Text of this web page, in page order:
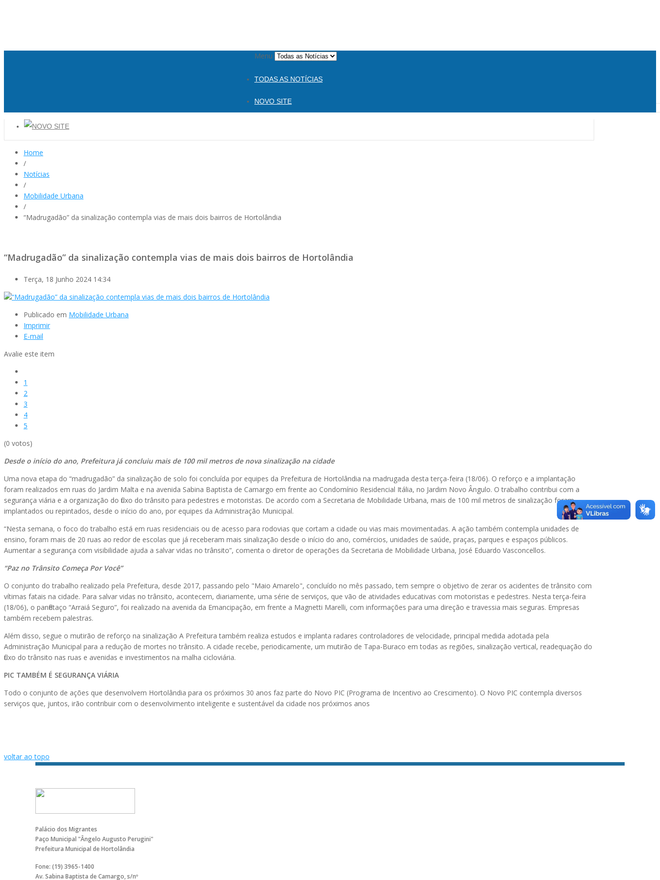
Menu
TODAS AS NOTÍCIAS
NOVO SITE
Home
/
Notícias
/
Mobilidade Urbana
/
“Madrugadão” da sinalização contempla vias de mais dois bairros de Hortolândia
“Madrugadão” da sinalização contempla vias de mais dois bairros de Hortolândia
Terça, 18 Junho 2024 14:34
Publicado em Mobilidade Urbana
Imprimir
E-mail
Avalie este item
1
2
3
4
5
(0 votos)
Desde o início do ano, Prefeitura já concluiu mais de 100 mil metros de nova sinalização na cidade
Uma nova etapa do “madrugadão” da sinalização de solo foi concluída por equipes da Prefeitura de Hortolândia na madrugada desta terça-feira (18/06). O reforço e a implantação
foram realizados em ruas do Jardim Malta e na avenida Sabina Baptista de Camargo em frente ao Condomínio Residencial Itália, no Jardim Novo Ângulo. O trabalho contribui com a
segurança viária e a organização do fluxo do trânsito para pedestres e motoristas. De acordo com a Secretaria de Mobilidade Urbana, mais de 100 mil metros de sinalização foram
implantados ou repintados, desde o início do ano, por equipes da Administração Municipal.
“Nesta semana, o foco do trabalho está em ruas residenciais ou de acesso para rodovias que cortam a cidade ou vias mais movimentadas. A ação também contempla unidades de
ensino, foram mais de 20 ruas ao redor de escolas que já receberam mais sinalização desde o início do ano, comércios, unidades de saúde, praças, parques e espaços públicos.
Aumentar a segurança com visibilidade ajuda a salvar vidas no trânsito”, comenta o diretor de operações da Secretaria de Mobilidade Urbana, José Eduardo Vasconcellos.
“Paz no Trânsito Começa Por Você”
O conjunto do trabalho realizado pela Prefeitura, desde 2017, passando pelo "Maio Amarelo", concluído no mês passado, tem sempre o objetivo de zerar os acidentes de trânsito com
vítimas fatais na cidade. Para salvar vidas no trânsito, acontecem, diariamente, uma série de serviços, que vão de atividades educativas com motoristas e pedestres. Nesta terça-feira
(18/06), o panfletaço “Arraiá Seguro”, foi realizado na avenida da Emancipação, em frente a Magnetti Marelli, com informações para uma direção e travessia mais seguras. Empresas
também recebem palestras.
Além disso, segue o mutirão de reforço na sinalização A Prefeitura também realiza estudos e implanta radares controladores de velocidade, principal medida adotada pela
Administração Municipal para a redução de mortes no trânsito. A cidade recebe, periodicamente, um mutirão de Tapa-Buraco em todas as regiões, sinalização vertical, readequação do
fluxo do trânsito nas ruas e avenidas e investimentos na malha cicloviária.
PIC TAMBÉM É SEGURANÇA VIÁRIA
Todo o conjunto de ações que desenvolvem Hortolândia para os próximos 30 anos faz parte do Novo PIC (Programa de Incentivo ao Crescimento). O Novo PIC contempla diversos
serviços que, juntos, irão contribuir com o desenvolvimento inteligente e sustentável da cidade nos próximos anos
voltar ao topo
Palácio dos Migrantes
Paço Municipal "Ângelo Augusto Perugini"
Prefeitura Municipal de Hortolândia
Fone: (19) 3965-1400
Av. Sabina Baptista de Camargo, s/nº